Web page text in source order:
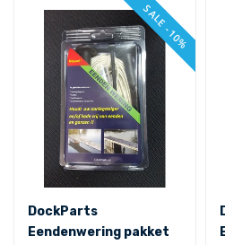
SALE -10%
DockParts
Eendenwering pakket